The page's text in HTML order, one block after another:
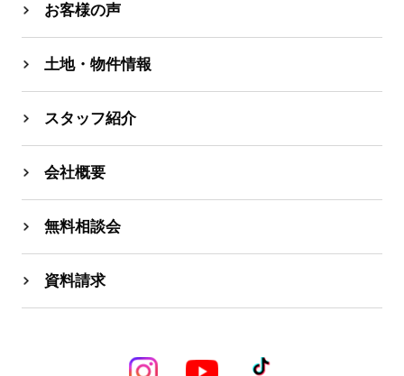
お客様の声
土地・物件情報
スタッフ紹介
会社概要
無料相談会
資料請求